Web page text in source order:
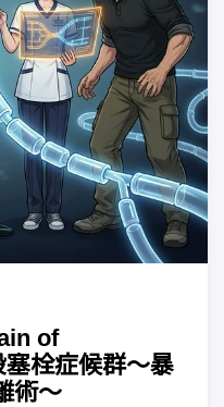
of
栓症候群〜暴
術〜